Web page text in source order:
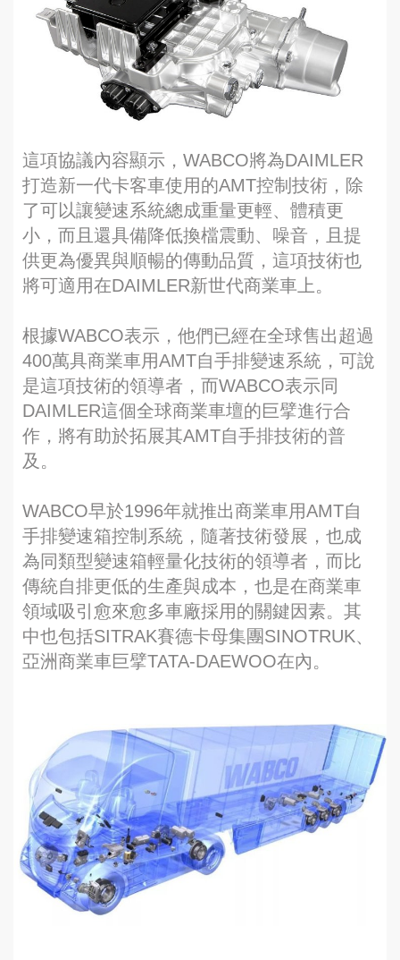
這項協議內容顯示，WABCO將為DAIMLER
打造新一代卡客車使用的AMT控制技術，除
了可以讓變速系統總成重量更輕、體積更
小，而且還具備降低換檔震動、噪音，且提
供更為優異與順暢的傳動品質，這項技術也
將可適用在DAIMLER新世代商業車上。
根據WABCO表示，他們已經在全球售出超過
400萬具商業車用AMT自手排變速系統，可說
是這項技術的領導者，而WABCO表示同
DAIMLER這個全球商業車壇的巨擘進行合
作，將有助於拓展其AMT自手排技術的普
及。
WABCO早於1996年就推出商業車用AMT自
手排變速箱控制系統，隨著技術發展，也成
為同類型變速箱輕量化技術的領導者，而比
傳統自排更低的生產與成本，也是在商業車
領域吸引愈來愈多車廠採用的關鍵因素。其
中也包括SITRAK賽德卡母集團SINOTRUK、
亞洲商業車巨擘TATA-DAEWOO在內。